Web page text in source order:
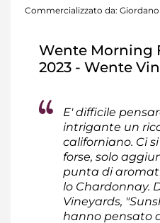
Commercializzato da: Giordano
Wente Morning
2023 - Wente
E' difficile
intrigante un
californiano. Ci
forse, solo
punta di
lo Chardonnay.
Vineyards,
hanno pensato